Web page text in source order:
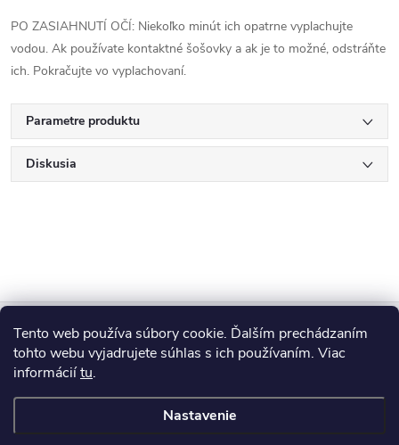
Tento web používa súbory cookie. Ďalším prechádzaním
tohto webu vyjadrujete súhlas s ich používaním. Viac
informáciítu.
Nastavenie
PO ZASIAHNUTÍ OČÍ: Niekoľko minút ich opatrne vyplachujte
vodou. Ak používate kontaktné šošovky a ak je to možné, odstráňte
ich. Pokračujte vo vyplachovaní.
Parametre produktu
Diskusia
Z
á
p
Blog
Informácie pre vás